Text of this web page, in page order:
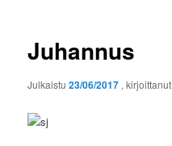
Juhannus
Julkaistu23/06/2017 , kirjoittanut